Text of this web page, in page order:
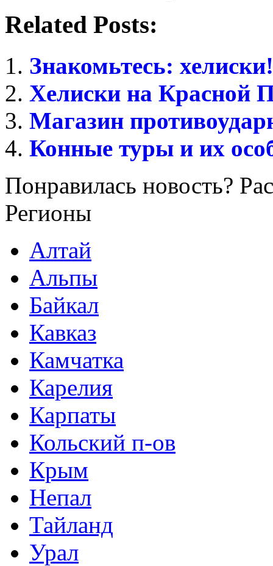
Related Posts:
Знакомьтесь: хелиски!
Хелиски на Красной
Магазин
Конные туры и их
Понравилась новость?
Регионы
Алтай
Альпы
Байкал
Кавказ
Камчатка
Карелия
Карпаты
Кольский п-ов
Крым
Непал
Тайланд
Урал